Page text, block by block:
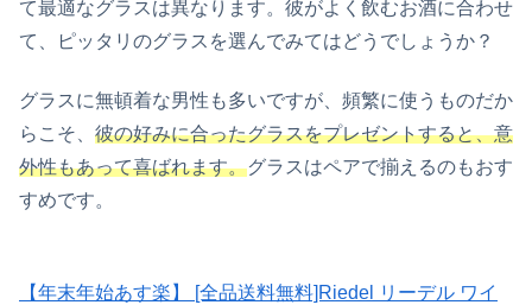
て最適なグラスは異なります。彼がよく飲むお酒に合わせ
て、ピッタリのグラスを選んでみてはどうでしょうか？
グラスに無頓着な男性も多いですが、頻繁に使うものだか
らこそ、 彼の好みに合ったグラスをプレゼントすると、意
外性もあって喜ばれます。グラスはペアで揃えるのもおす
すめです。
【年末年始あす楽】 [全品送料無料]Riedel リーデル ワイ